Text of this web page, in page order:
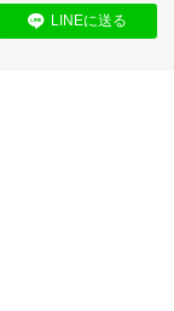
LINEに送る